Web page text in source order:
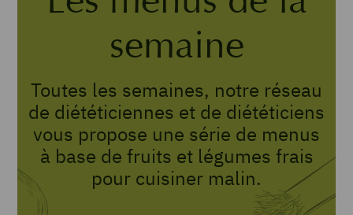
semaine
Toutes les semaines, notre réseau
de diététiciennes et de diététiciens
vous propose une série de menus
à base de fruits et légumes frais
pour cuisiner malin.